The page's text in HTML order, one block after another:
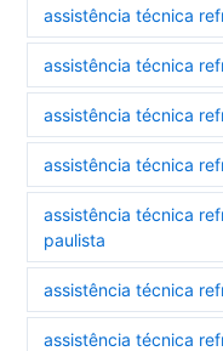
assistência técnica
assistência técnica
assistência técnica
assistência técnica
assistência técnica
paulista
assistência técnica
assistência técnica